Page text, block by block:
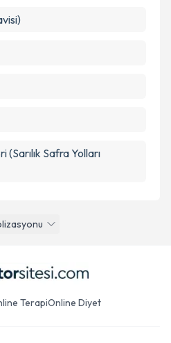
Safra Yolları
TerapiOnline Diyet